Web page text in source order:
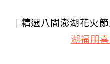
| 精選八間澎湖花火
湖福朋